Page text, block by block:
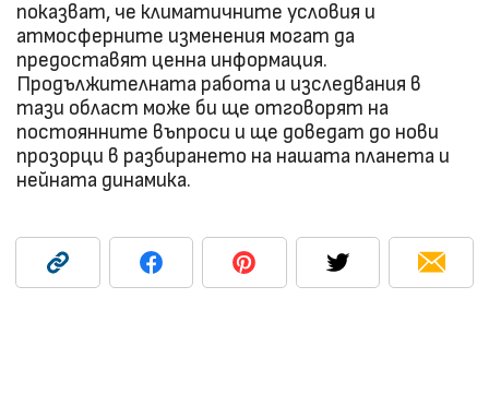
показват, че климатичните условия и
атмосферните изменения могат да
предоставят ценна информация.
Продължителната работа и изследвания в
тази област може би ще отговорят на
постоянните въпроси и ще доведат до нови
прозорци в разбирането на нашата планета и
нейната динамика.